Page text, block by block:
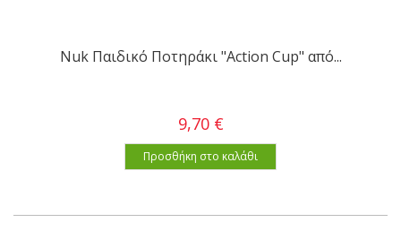
Nuk Παιδικό Ποτηράκι "Action Cup" από...
9,70 €
Προσθήκη στο καλάθι